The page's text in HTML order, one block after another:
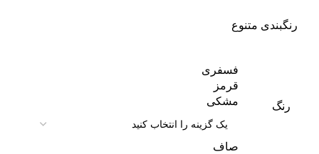
رنگبندی متنوع
رنگ
فسفری
قرمز
مشکی
صاف